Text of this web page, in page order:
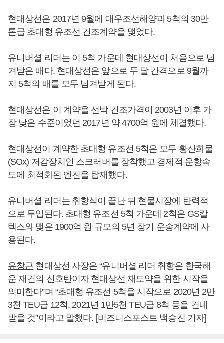
현대상선은 2017년 9월에 대우조선해양과 5척의 30만
톤급 초대형 유조선 건조계약을 맺었다.
유니버셜 리더는 이 5척 가운데 현대상선이 처음으로 넘
겨받은 배다. 현대상선은 앞으로 두 달 간격으로 9월까
지 5척의 배를 모두 넘겨받게 된다.
현대상선은 이 계약을 선박 건조가격이 2003년 이후 가
장 낮은 수준이었던 2017년 약 4700억 원에 체결했다.
현대상선이 계약한 초대형 유조선 5척은 모두 황산화물
(SOx) 저감장치인 스크러버를 장착했고 경제적 운항속
도에 최적화된 엔진을 탑재했다.
유니버셜 리더는 취항식이 끝난 뒤 현물시장에 탄력적
으로 투입된다. 초대형 유조선 5척 가운데 2척은 GS칼
텍스와 맺은 1900억 원 규모의 5년 장기 운송계약에 사
용된다.
유창근 현대상선 사장은 “유니버셜 리더 취항은 한국해
운 재건의 신호탄이자 현대상선 재도약을 위한 시작을
의미한다”며 “초대형 유조선 5척을 시작으로 2020년 2만
3천 TEU급 12척, 2021년 1만5천 TEU급 8척 등을 건네
받을 것”이라고 말했다. [비즈니스포스트 백승진 기자]